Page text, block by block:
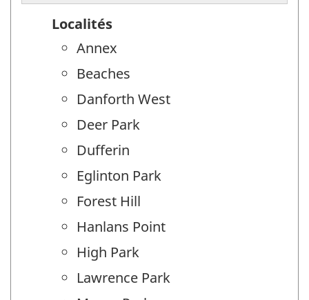
Localités
Annex
Beaches
Danforth West
Deer Park
Dufferin
Eglinton Park
Forest Hill
Hanlans Point
High Park
Lawrence Park